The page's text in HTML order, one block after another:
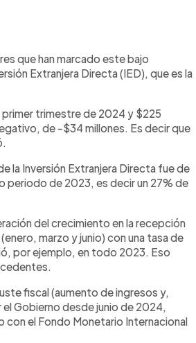
que han marcado este bajo
Extranjera Directa (IED), que es la
primer trimestre de 2024 y $225
de -$34 millones. Es decir que
la Inversión Extranjera Directa fue de
periodo de 2023, es decir un 27% de
del crecimiento en la recepción
marzo y junio) con una tasa de
por ejemplo, en todo 2023. Eso
fiscal (aumento de ingresos y,
Gobierno desde junio de 2024,
con el Fondo Monetario Internacional